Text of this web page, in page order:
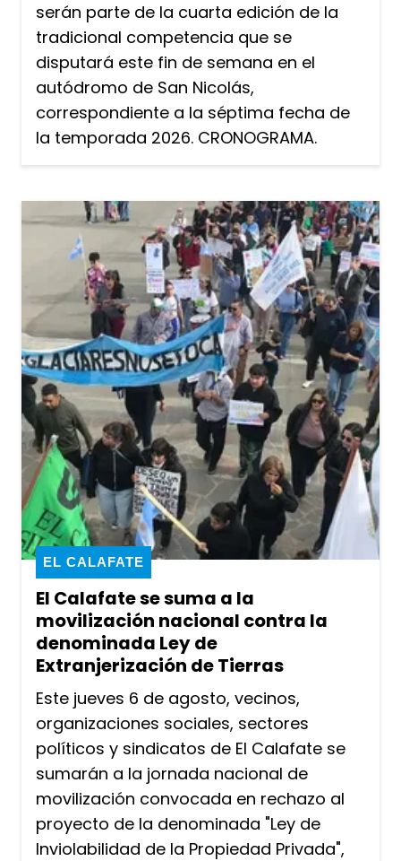
serán parte de la cuarta edición de la
tradicional competencia que se
disputará este fin de semana en el
autódromo de San Nicolás,
correspondiente a la séptima fecha de
la temporada 2026. CRONOGRAMA.
El Calafate se suma a la
movilización nacional contra la
denominada Ley de
Extranjerización de Tierras
EL CALAFATE
Este jueves 6 de agosto, vecinos,
organizaciones sociales, sectores
políticos y sindicatos de El Calafate se
sumarán a la jornada nacional de
movilización convocada en rechazo al
proyecto de la denominada "Ley de
Inviolabilidad de la Propiedad Privada",